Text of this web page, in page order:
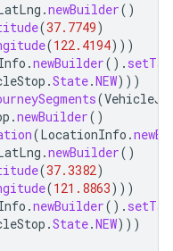
.newBuilder()
(37.7749)
(122.4194)))
.newBuilder().
.State.NEW)))
(
.newBuilder()
(LocationInfo .
.newBuilder()
(37.3382)
(121.8863)))
.newBuilder().
.State.NEW)))